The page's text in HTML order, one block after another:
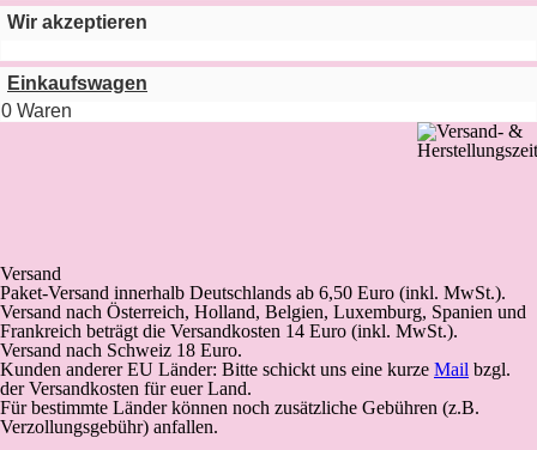
Wir akzeptieren
Einkaufswagen
0 Waren
Versand
Paket-Versand innerhalb Deutschlands ab 6,50 Euro (inkl. MwSt.).
Versand nach Österreich, Holland, Belgien, Luxemburg, Spanien und
Frankreich beträgt die Versandkosten 14 Euro (inkl. MwSt.).
Versand nach Schweiz 18 Euro.
Kunden anderer EU Länder: Bitte schickt uns eine kurze Mail bzgl.
der Versandkosten für euer Land.
Für bestimmte Länder können noch zusätzliche Gebühren (z.B.
Verzollungsgebühr) anfallen.